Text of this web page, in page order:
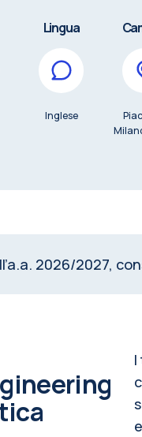
Lingua
Inglese
2026/2027,